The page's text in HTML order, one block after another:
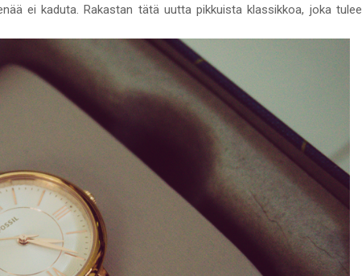
ei kaduta. Rakastan tätä uutta pikkuista klassikkoa, joka tulee